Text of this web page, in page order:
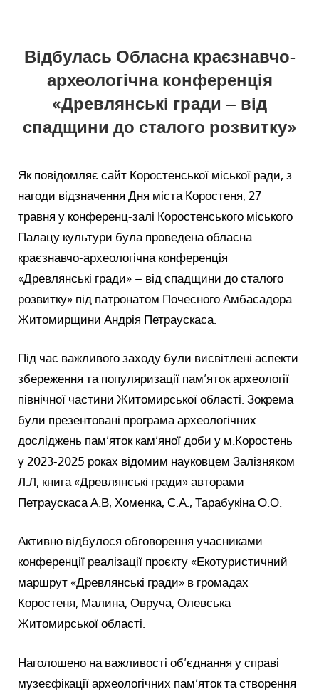
Відбулась Обласна краєзнавчо-
археологічна конференція
«Древлянські гради – від
спадщини до сталого розвитку»
Як повідомляє сайт Коростенської міської ради, з
нагоди відзначення Дня міста Коростеня, 27
травня у конференц-залі Коростенського міського
Палацу культури була проведена обласна
краєзнавчо-археологічна конференція
«Древлянські гради» – від спадщини до сталого
розвитку» під патронатом Почесного Амбасадора
Житомирщини Андрія Петраускаса.
Під час важливого заходу були висвітлені аспекти
збереження та популяризації пам’яток археології
північної частини Житомирської області. Зокрема
були презентовані програма археологічних
досліджень пам’яток кам’яної доби у м.Коростень
у 2023-2025 роках відомим науковцем Залізняком
Л.Л, книга «Древлянські гради» авторами
Петраускаса А.В, Хоменка, С.А., Тарабукіна О.О.
Активно відбулося обговорення учасниками
конференції реалізації проєкту «Екотуристичний
маршрут «Древлянські гради» в громадах
Коростеня, Малина, Овруча, Олевська
Житомирської області.
Наголошено на важливості об’єднання у справі
музеєфікації археологічних пам’яток та створення